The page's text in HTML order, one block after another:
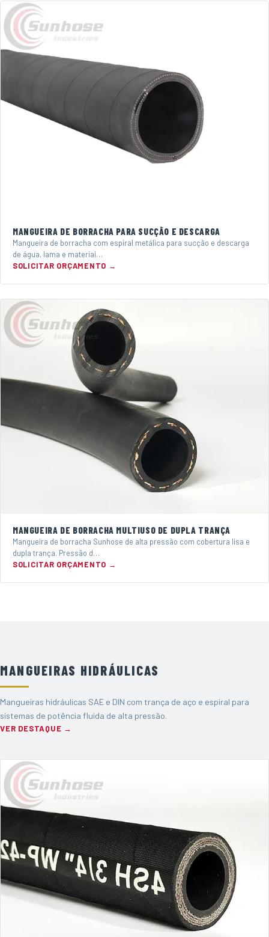
MANGUEIRA DE BORRACHA PARA SUCÇÃO E DESCARGA
Mangueira de borracha com espiral metálica para sucção e descarga
de água, lama e materiai…
SOLICITAR ORÇAMENTO →
MANGUEIRA DE BORRACHA MULTIUSO DE DUPLA TRANÇA
Mangueira de borracha Sunhose de alta pressão com cobertura lisa e
dupla trança. Pressão d…
SOLICITAR ORÇAMENTO →
MANGUEIRAS HIDRÁULICAS
Mangueiras hidráulicas SAE e DIN com trança de aço e espiral para
sistemas de potência fluida de alta pressão.
VER DESTAQUE →